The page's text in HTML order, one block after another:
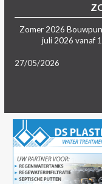
Zomer 2026
juli 2026 vanaf
27/05/2026